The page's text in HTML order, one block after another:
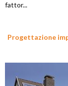
fattor...
Progettazione